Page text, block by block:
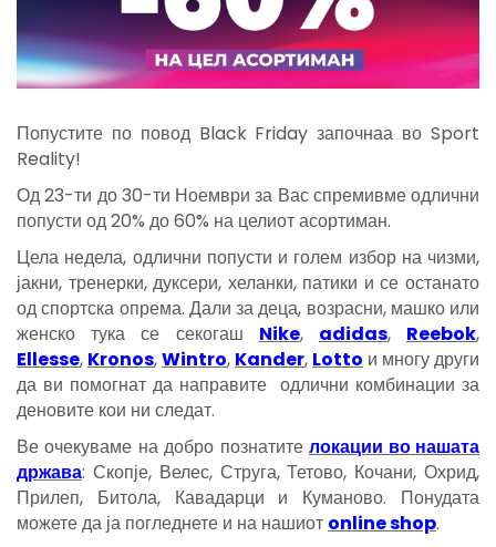
Попустите по повод Black Friday започнаа во Sport
Reality!
Од 23-ти до 30-ти Ноември за Вас спремивме одлични
попусти од 20% до 60% на целиот асортиман.
Цела недела, одлични попусти и голем избор на чизми,
јакни, тренерки, дуксери, хеланки, патики и се останато
од спортска опрема. Дали за деца, возрасни, машко или
женско тука се секогаш Nike, adidas, Reebok,
Ellesse, Kronos,Wintro, Kander, Lotto и многу други
да ви помогнат да направите одлични комбинации за
деновите кои ни следат.
Ве очекуваме на добро познатителокации во нашата
држава: Скопје, Велес, Струга, Тетово, Кочани, Охрид,
Прилеп, Битола, Кавадарци и Куманово. Понудата
можете да ја погледнете и на нашиот online shop.